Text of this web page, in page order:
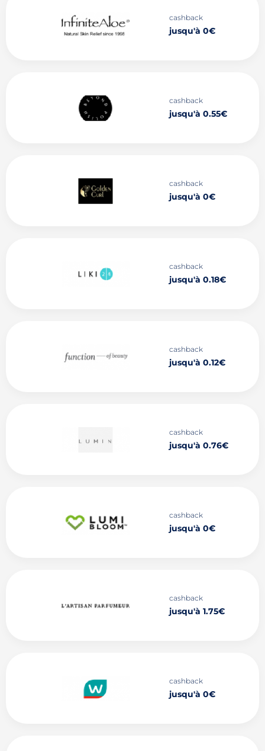
cashback
jusqu'à 0€
cashback
jusqu'à 0.55€
cashback
jusqu'à 0€
cashback
jusqu'à 0.18€
cashback
jusqu'à 0.12€
cashback
jusqu'à 0.76€
cashback
jusqu'à 0€
cashback
jusqu'à 1.75€
cashback
jusqu'à 0€